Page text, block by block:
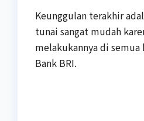
Keunggulan terakhir
tunai sangat mudah
melakukannya di semua
Bank BRI.